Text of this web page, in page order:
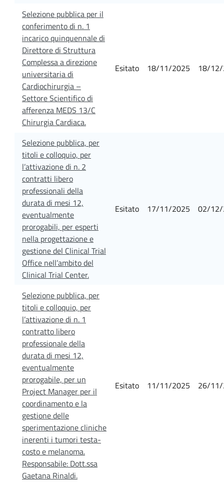
Selezione pubblica per il
conferimento di n. 1
incarico quinquennale di
Direttore di Struttura
Complessa a direzione
universitaria di
Cardiochirurgia –
Settore Scientifico di
afferenza MEDS 13/C
Chirurgia Cardiaca.
Esitato 18/11/2025 18/
Selezione pubblica, per
titoli e colloquio, per
l’attivazione di n. 2
contratti libero
professionali della
durata di mesi 12,
eventualmente
prorogabili, per esperti
nella progettazione e
gestione del Clinical Trial
Office nell’ambito del
Clinical Trial Center.
Esitato 17/11/2025 02/
Selezione pubblica, per
titoli e colloquio, per
l’attivazione di n. 1
contratto libero
professionale della
durata di mesi 12,
eventualmente
prorogabile, per un
Project Manager per il
coordinamento e la
gestione delle
sperimentazione cliniche
inerenti i tumori testa-
costo e melanoma.
Responsabile: Dott.ssa
Gaetana Rinaldi.
Esitato 11/11/2025 26/